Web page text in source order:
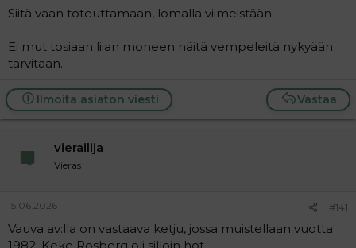
Siitä vaan toteuttamaan, lomalla viimeistään.
Ei mut tosiaan liian moneen näitä vempeleitä nykyään
tarvitaan.
Vastaa
Ilmoita asiaton viesti
vierailija
Vieras
15.06.2026 #141
Vauva av:lla on vastaava ketju, jossa muistellaan vuotta